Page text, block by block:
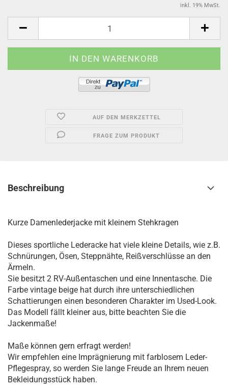
inkl. 19% MwSt.
AUF DEN MERKZETTEL
FRAGE ZUM PRODUKT
Beschreibung
Kurze Damenlederjacke mit kleinem Stehkragen
Dieses sportliche Lederacke hat viele kleine Details, wie z.B.
Schnürungen, Ösen, Steppnähte, Reißverschlüsse an den
Ärmeln.
Sie besitzt 2 RV-Außentaschen und eine Innentasche. Die
Farbe vintage beige hat durch ihre unterschiedlichen
Schattierungen einen besonderen Charakter im Used-Look.
Das Modell fällt kleiner aus, bitte beachten Sie die
Jackenmaße!
Maße können gern erfragt werden!
Wir empfehlen eine Imprägnierung mit farblosem Leder-
Pflegespray, so werden Sie lange Freude an Ihrem neuen
Bekleidungsstück haben.